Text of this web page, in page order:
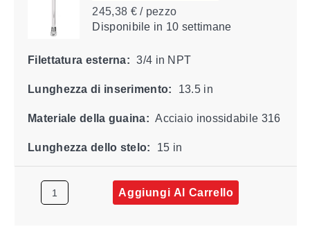
245,38 € / pezzo
Disponibile in 10 settimane
Filettatura esterna: 3/4 in NPT
Lunghezza di inserimento: 13.5 in
Materiale della guaina: Acciaio inossidabile 316
Lunghezza dello stelo: 15 in
Aggiungi Al Carrello